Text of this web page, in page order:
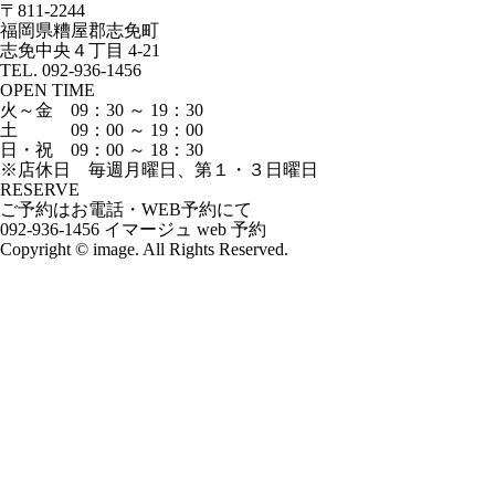
〒811-2244
福岡県糟屋郡志免町
志免中央４丁目 4-21
TEL. 092-936-1456
OPEN TIME
火～金 09：30 ～ 19：30
土 09：00 ～ 19：00
日・祝 09：00 ～ 18：30
※店休日 毎週月曜日、第１・３日曜日
RESERVE
ご予約はお電話・WEB予約にて
092-936-1456 イマージュ web 予約
Copyright © image. All Rights Reserved.